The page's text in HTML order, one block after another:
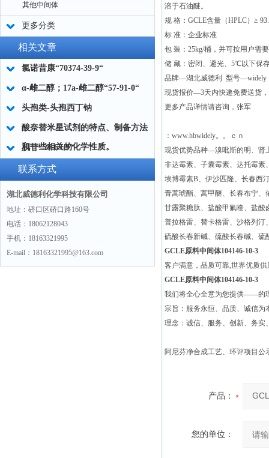
其他中间体
更多分类
相关文章
氯诺昔康“70374-39-9“
α-雌二醇；17a-雌二醇“57-91-0“
头孢类-头孢西丁钠
酸奈替米星试剂的特点、制备方法
和一些相关的化学性质。
肌苷“58-63-9“
联系方式
湖北威德利化学科技有限公司
地址：硚口区硚口路160号
电话：18062128043
手机：18163321995
E-mail：18163321995@163.com
溶于石油醚。
规 格：GCLE含量（HPLC）≥
标 准：企业标准
包 装：25kg/桶，并可按用户需
储 藏：密闭、避光、5℃以下保
品牌—湖北威德利 型号—widely
现货报价—3天内快递免费送货
更多产品详情请咨询，张军
：www.hbwidely。。ｃｎ
现货优势品种—溴吡斯的明、肾
非达霉素、子囊霉素、达托霉素
埃博霉素B、伊沙匹隆、长春西
青蒿琥酯、蒿甲醚、长春布宁
甘露聚糖肽、盐酸甲氟喹、盐酸
普拉格雷、替卡格雷、沙格列汀
硫酸长春新碱、硫酸长春碱、硫
GCLE原料中间体104146-10-3
客户满意，品质可靠,世界优质
GCLE原料中间体104146-10-3
我们将全心全意为您提供——的
宗旨：服务永恒、品质、诚信
理念：诚信、服务、创新、务实
阿尼芬净合成工艺、环评项目
产品：
您的单位：